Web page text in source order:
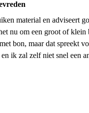
material en adviseert
nu om een groot of
bon, maar dat spreekt
ik zal zelf niet snel een